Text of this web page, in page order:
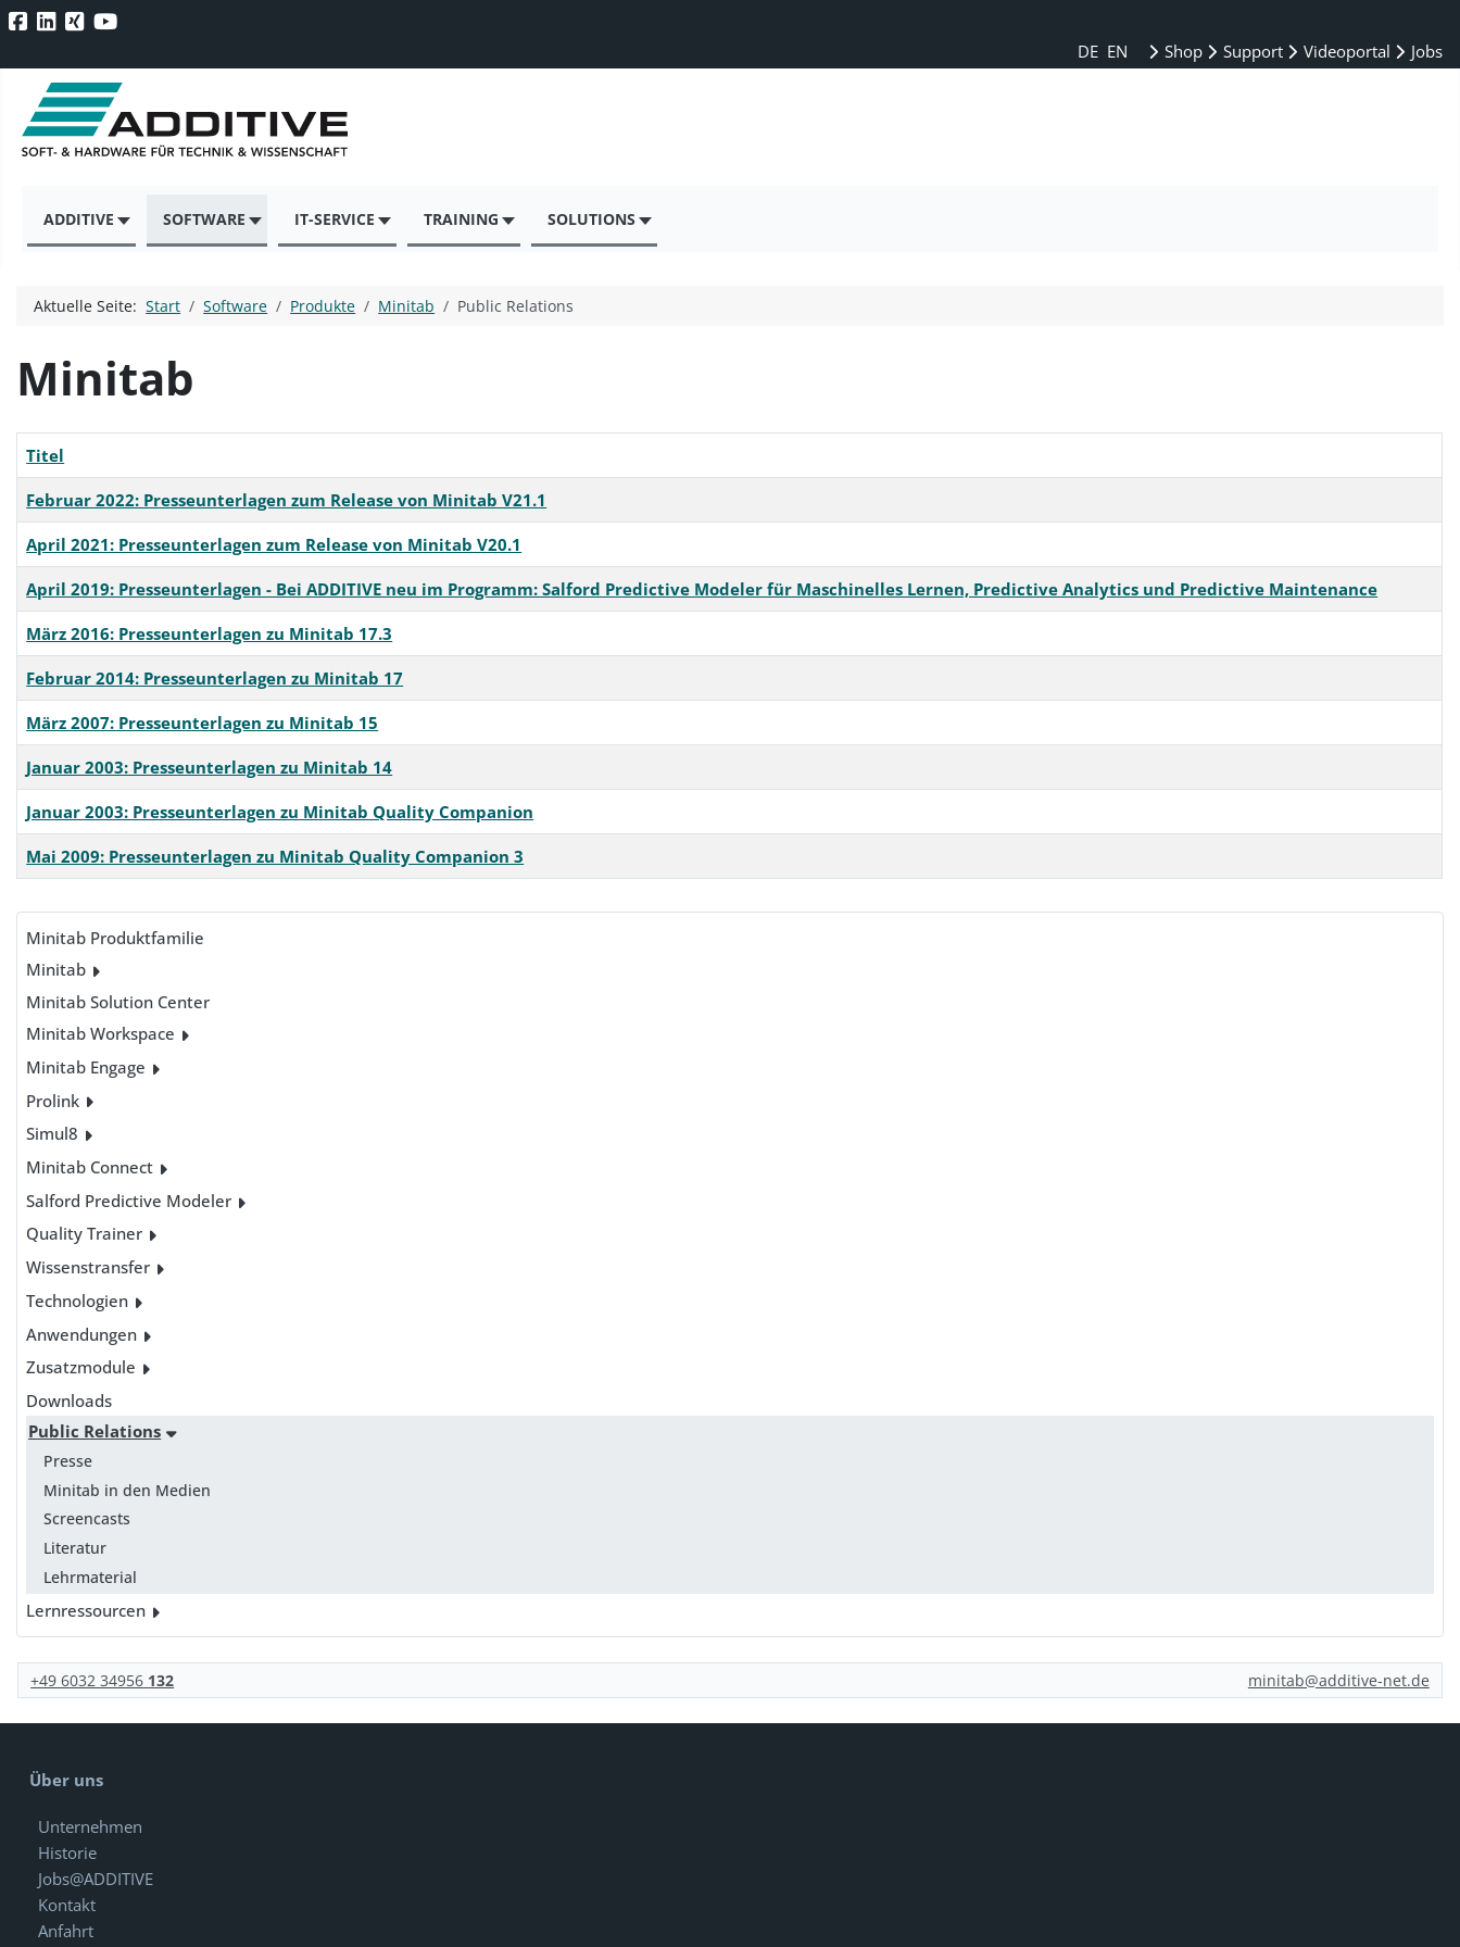
DE EN Shop Support Videoportal Jobs
ADDITIVE SOFTWARE IT-SERVICE TRAINING SOLUTIONS
Minitab Produktfamilie
Minitab
Minitab Solution Center
Minitab Workspace
Minitab Engage
Prolink
Simul8
Minitab Connect
Salford Predictive Modeler
Quality Trainer
Wissenstransfer
Technologien
Anwendungen
Zusatzmodule
Downloads
Public Relations
Presse
Minitab in den Medien
Screencasts
Literatur
Lehrmaterial
Lernressourcen
+49 6032 34956 132 minitab@additive-net.de
Aktuelle Seite:Start Software Produkte Minitab Public Relations
Minitab
Titel
Februar 2022: Presseunterlagen zum Release von Minitab V21.1
April 2021: Presseunterlagen zum Release von Minitab V20.1
April 2019: Presseunterlagen - Bei ADDITIVE neu im Programm: Salford Predictive Modeler für Maschinelles Lernen, Predictive Analytics und Predictive Maintenance
März 2016: Presseunterlagen zu Minitab 17.3
Februar 2014: Presseunterlagen zu Minitab 17
März 2007: Presseunterlagen zu Minitab 15
Januar 2003: Presseunterlagen zu Minitab 14
Januar 2003: Presseunterlagen zu Minitab Quality Companion
Mai 2009: Presseunterlagen zu Minitab Quality Companion 3
Über uns
Unternehmen
Historie
Jobs@ADDITIVE
Kontakt
Anfahrt